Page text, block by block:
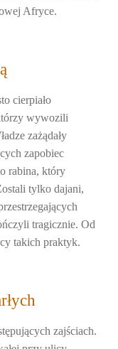
Afryce.
cierpiało
wywozili
zażądały
zapobiec
rabina, który
tylko dajani,
tragicznie. Od
takich praktyk.
zajściach.